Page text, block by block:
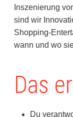
Inszenierung
sind wir
Shopping-
wann und wo
Das
Du